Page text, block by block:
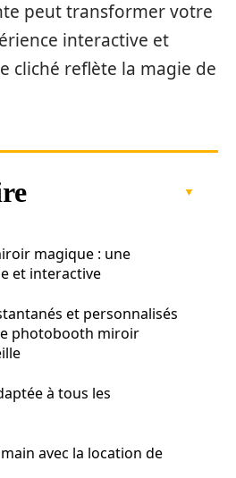
peut transformer votre
interactive et
cliché reflète la magie de
magique : une
et interactive
et personnalisés
photobooth miroir
à tous les
avec la location de